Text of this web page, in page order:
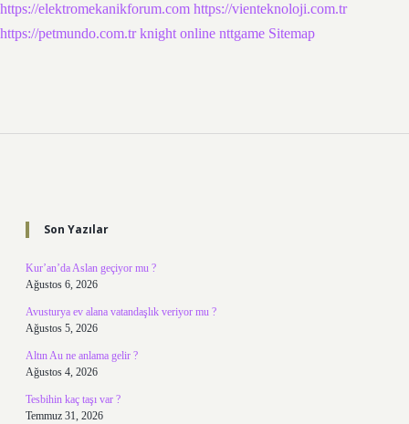
https://elektromekanikforum.com https://vienteknoloji.com.tr
https://petmundo.com.tr knight online nttgame Sitemap
Son Yazılar
Kur’an’da Aslan geçiyor mu ?
Ağustos 6, 2026
Avusturya ev alana vatandaşlık veriyor mu ?
Ağustos 5, 2026
Altın Au ne anlama gelir ?
Ağustos 4, 2026
Tesbihin kaç taşı var ?
Temmuz 31, 2026